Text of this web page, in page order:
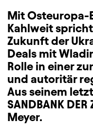
Mit Osteuropa-
Kahlweit
Zukunft der
Deals mit
Rolle in einer
und autoritär
Aus seinem
SANDBANK
Meyer.